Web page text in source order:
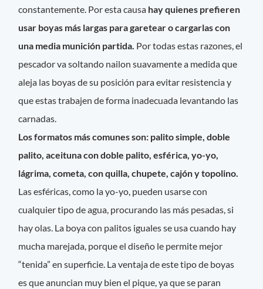
constantemente. Por esta causa hay quienes prefieren
usar boyas más largas para garetear o cargarlas con
una media munición partida. Por todas estas razones, el
pescador va soltando nailon suavamente a medida que
aleja las boyas de su posición para evitar resistencia y
que estas trabajen de forma inadecuada levantando las
carnadas.
Los formatos más comunes son: palito simple, doble
palito, aceituna con doble palito, esférica, yo-yo,
lágrima, cometa, con quilla, chupete, cajón y topolino.
Las esféricas, como la yo-yo, pueden usarse con
cualquier tipo de agua, procurando las más pesadas, si
hay olas. La boya con palitos iguales se usa cuando hay
mucha marejada, porque el diseño le permite mejor
“tenida” en superficie. La ventaja de este tipo de boyas
es que anuncian muy bien el pique, ya que se paran